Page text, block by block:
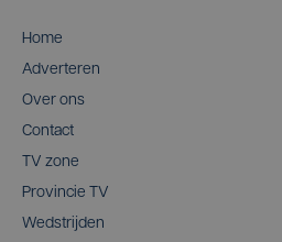
Home
Adverteren
Over ons
Contact
TV zone
Provincie TV
Wedstrijden